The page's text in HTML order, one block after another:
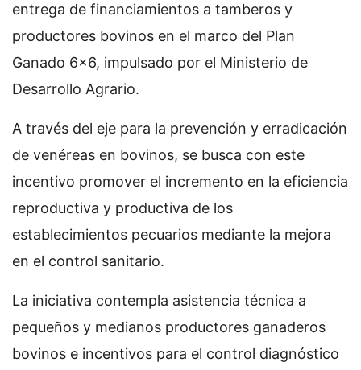
entrega de financiamientos a tamberos y
productores bovinos en el marco del Plan
Ganado 6x6, impulsado por el Ministerio de
Desarrollo Agrario.
A través del eje para la prevención y erradicación
de venéreas en bovinos, se busca con este
incentivo promover el incremento en la eficiencia
reproductiva y productiva de los
establecimientos pecuarios mediante la mejora
en el control sanitario.
La iniciativa contempla asistencia técnica a
pequeños y medianos productores ganaderos
bovinos e incentivos para el control diagnóstico